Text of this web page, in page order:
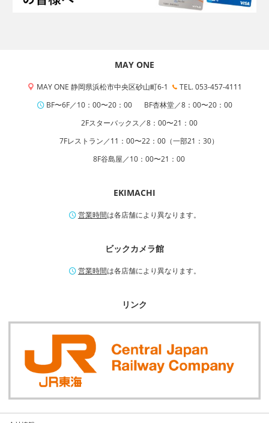
MAY ONE
MAY ONE 静岡県浜松市中央区砂山町6-1
TEL. 053-457-4111
BF〜6F／10：00〜20：00
BF杏林堂／8：00〜20：00
2Fスターバックス／8：00〜21：00
7Fレストラン／11：00〜22：00（一部21：30）
8F谷島屋／10：00〜21：00
EKIMACHI
営業時間は各店舗により異なります。
ビックカメラ館
営業時間は各店舗により異なります。
リンク